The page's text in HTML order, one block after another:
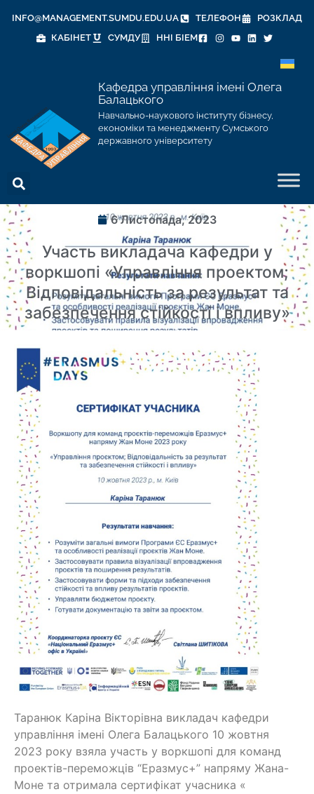
INFO@MANAGEMENT.SUMDU.EDU.UA ТЕЛЕФОН
РОЗКЛАД
КАБІНЕТ
СУМДУ ННІ БІЕМ
Кафедра управління імені Олега
Балацького
Навчально-наукового інституту бізнесу,
економіки та менеджменту Сумського
державного університету
6 Листопада, 2023
Участь викладача кафедри у
воркшопі «Управління проектом;
Відповідальність за результат та
забезпечення стійкості і впливу»
Таранюк Каріна Вікторівна викладач кафедри
управління імені Олега Балацького 10 жовтня
2023 року взяла участь у воркшопі для команд
проектів-переможців “Еразмус+” напряму Жана-
Моне та отримала сертифікат учасника «